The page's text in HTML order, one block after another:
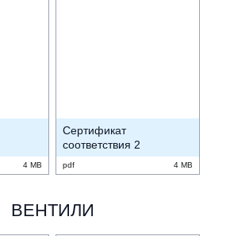
4 MB
Сертификат
соответствия 2
pdf 4 MB
ВЕНТИЛИ